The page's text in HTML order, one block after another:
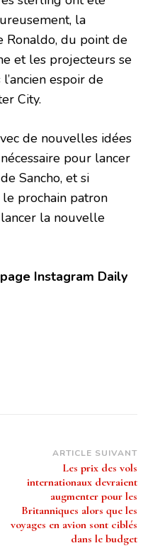
la
Ronaldo, du point de
et les projecteurs se
espoir de
City.
de nouvelles idées
pour lancer
Sancho, et si
prochain patron
la nouvelle
Instagram Daily
ARTICLE SUIVANT
Les prix des vols
internationaux devraient
augmenter pour les
Britanniques alors que les
voyages en avion sont ciblés
dans le budget